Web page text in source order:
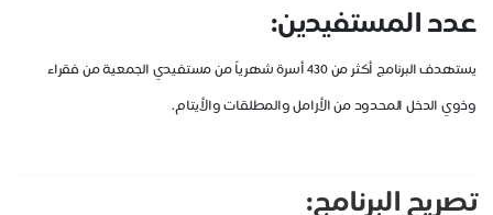
عدد المستفيدين:
يستهدف البرنامج أكثر من 430 أسرة شهرياً من
مستفيدي الجمعية من فقراء
وذوي الدخل المحدودمن الأرامل والمطلقات والأيتام.
تصريح البرنامج: